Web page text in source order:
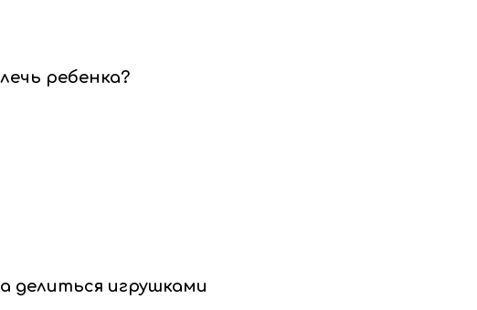
ребенка?
делиться игрушками